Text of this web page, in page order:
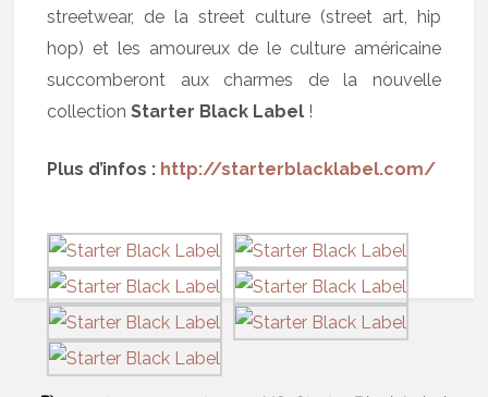
streetwear, de la street culture (street art, hip
hop) et les amoureux de le culture américaine
succomberont aux charmes de la nouvelle
collectionStarter Black Label !
Plus d’infos : http://starterblacklabel.com/